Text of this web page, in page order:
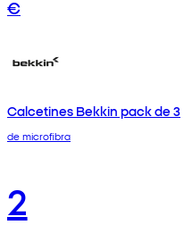
€
Calcetines Bekkin pack de 3
de microfibra
2